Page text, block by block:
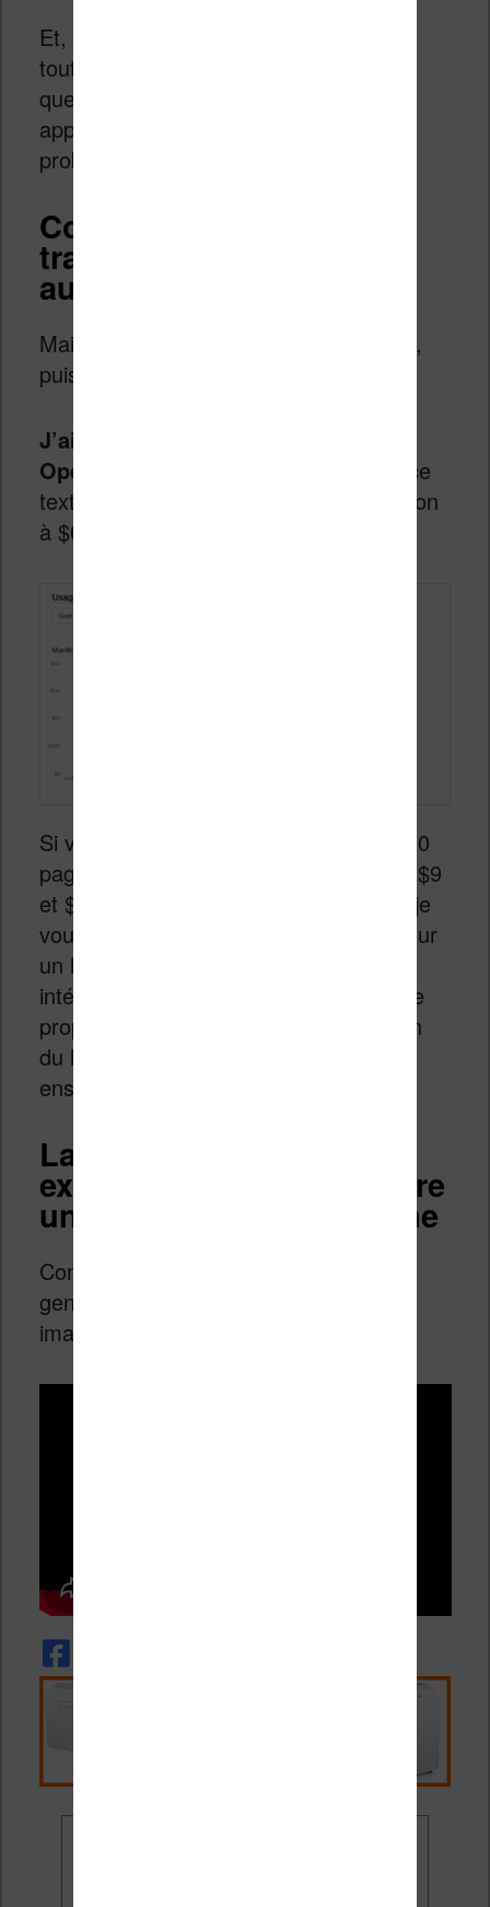
Et, je trouve le résultat très correct. En
tout cas, c’est lisible et même s’il y a
quelques passages un peu lourd ou
approximatif, on peut lire le texte sans
problème.
Combien cela coûte de
traduire un ebook
automatiquement ?
Maintenant, on peut passer à l’addition,
puisque ce processus a un coût.
J’ai dépensé en effet $0,17 en crédit
OpenAI
pour réaliser la traduction de ce
texte. J’estime donc le coût de traduction
à $0,03 – $0,05 par page de texte.
Si vous voulez traduire un ebook de 300
pages, cela va donc vous coûter entre $9
et $15 en utilisant la configuration que je
vous ai proposé. C’est un peu élevé pour
un lecteur, mais c’est un premier jet
intéressant pour un éditeur qui souhaite
proposer et travailler sur une traduction
du livre – qui devra être relu et corrigé
ensuite.
La vidéo tutoriel qui
explique comment traduire
un ebook avec ce système
Comme promis, voici la vidéo pour les
gens qui veulent suivre cela avec les
images et mes commentaires :